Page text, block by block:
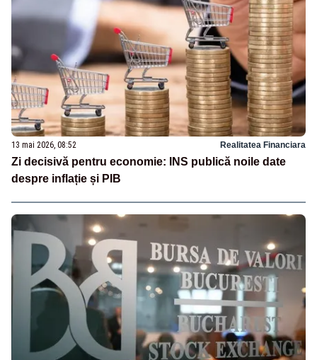
13 mai 2026, 08:52 Realitatea Financiara
Zi decisivă pentru economie: INS publică noile date
despre inflație și PIB